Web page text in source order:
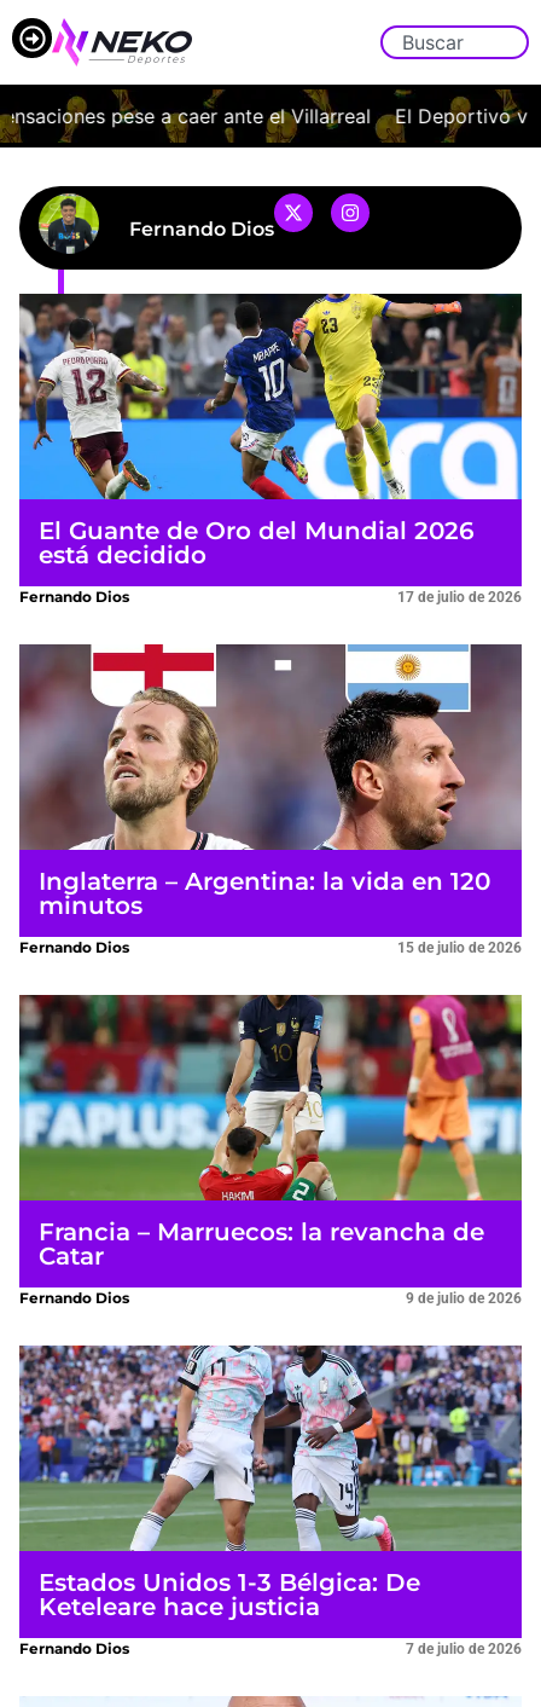
pese a caer ante el Villarreal El Deportivo vuelve
Fernando Dios
El Guante de Oro del Mundial 2026
está decidido
Fernando Dios 17 de julio de 2026
Inglaterra – Argentina: la vida en 120
minutos
Fernando Dios 15 de julio de 2026
Francia – Marruecos: la revancha de
Catar
Fernando Dios 9 de julio de 2026
Estados Unidos 1-3 Bélgica: De
Keteleare hace justicia
Fernando Dios 7 de julio de 2026